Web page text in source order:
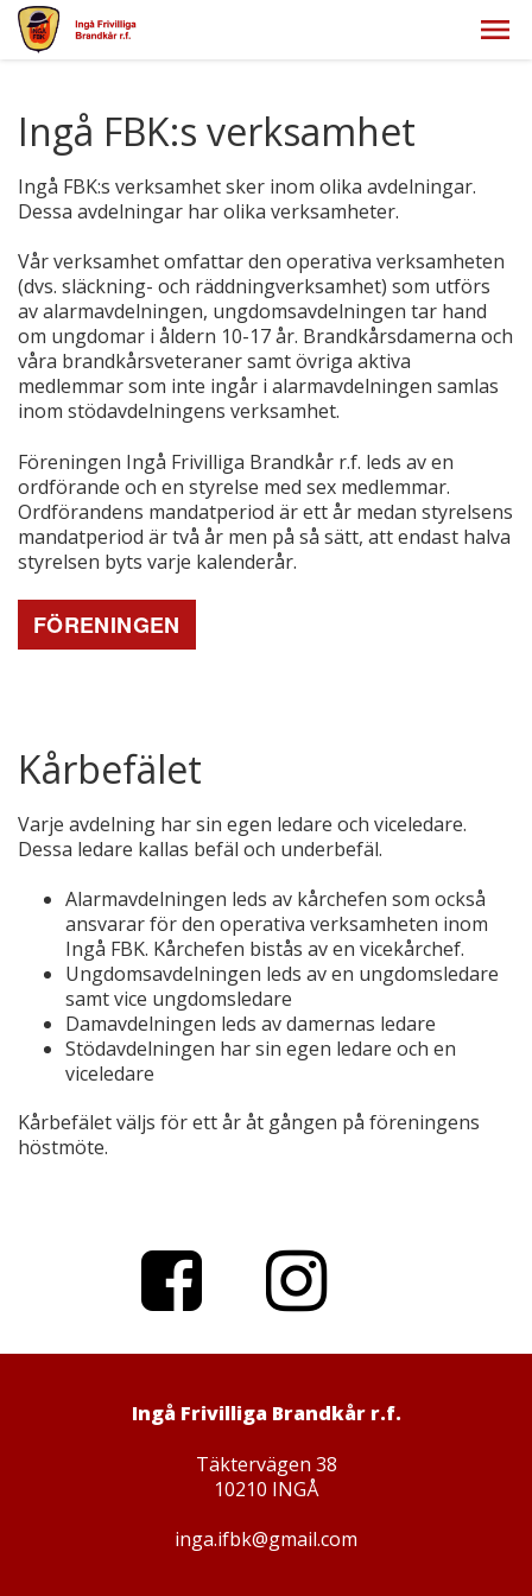
Ingå FBK:s verksamhet
Ingå FBK:s verksamhet sker inom olika avdelningar.
Dessa avdelningar har olika verksamheter.
Vår verksamhet omfattar den operativa verksamheten
(dvs. släckning- och räddningverksamhet) som utförs
av alarmavdelningen, ungdomsavdelningen tar hand
om ungdomar i åldern 10-17 år. Brandkårsdamerna och
våra brandkårsveteraner samt övriga aktiva
medlemmar som inte ingår i alarmavdelningen samlas
inom stödavdelningens verksamhet.
Föreningen Ingå Frivilliga Brandkår r.f. leds av en
ordförande och en styrelse med sex medlemmar.
Ordförandens mandatperiod är ett år medan styrelsens
mandatperiod är två år men på så sätt, att endast halva
styrelsen byts varje kalenderår.
FÖRENINGEN
Kårbefälet
Varje avdelning har sin egen ledare och viceledare.
Dessa ledare kallas befäl och underbefäl.
Alarmavdelningen leds av kårchefen som också
ansvarar för den operativa verksamheten inom
Ingå FBK. Kårchefen bistås av en vicekårchef.
Ungdomsavdelningen leds av en ungdomsledare
samt vice ungdomsledare
Damavdelningen leds av damernas ledare
Stödavdelningen har sin egen ledare och en
viceledare
Kårbefälet väljs för ett år åt gången på föreningens
höstmöte.
ok
am
Ingå Frivilliga Brandkår r.f.
Täktervägen 38
10210 INGÅ
inga.ifbk@gmail.com